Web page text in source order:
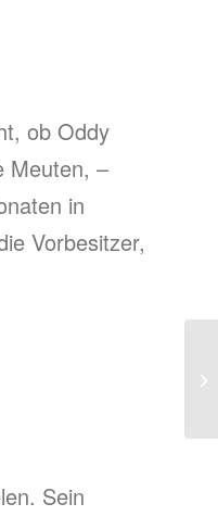
ob Oddy
Meuten, –
in
Vorbesitzer,
Sein